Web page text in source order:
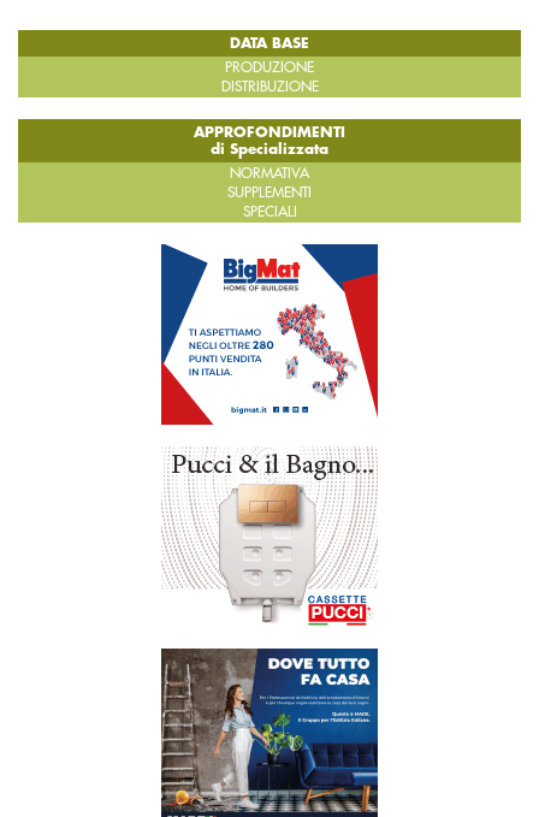
DATA BASE
PRODUZIONE
DISTRIBUZIONE
APPROFONDIMENTI
di Specializzata
NORMATIVA
SUPPLEMENTI
SPECIALI